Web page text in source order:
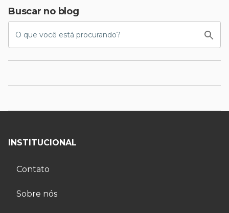
Buscar no blog
INSTITUCIONAL
Contato
Sobre nós